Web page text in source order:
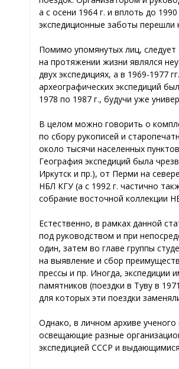
а с осени 1964 г. и вплоть до
экспедиционные заботы перешли
Помимо упомянутых лиц,
на протяжении жизни являлся
двух экспедициях, а в 1969-1977
археографических экспедиций
1978 по 1987 г., будучи уже
В целом можно говорить о
по сбору рукописей и
около тысячи населенных
География экспедиций была
Иркутск и пр.), от Перми на
НБЛ КГУ (а с 1992 г. частично
собрание восточной коллекции
Естественно, в рамках данной
под руководством и при
один, затем во главе группы
на выявление и сбор
прессы и пр. Иногда, экспедиции
памятников (поездки в Туву в
для которых эти поездки
Однако, в личном архиве
освещающие разные
экспедицией СССР и